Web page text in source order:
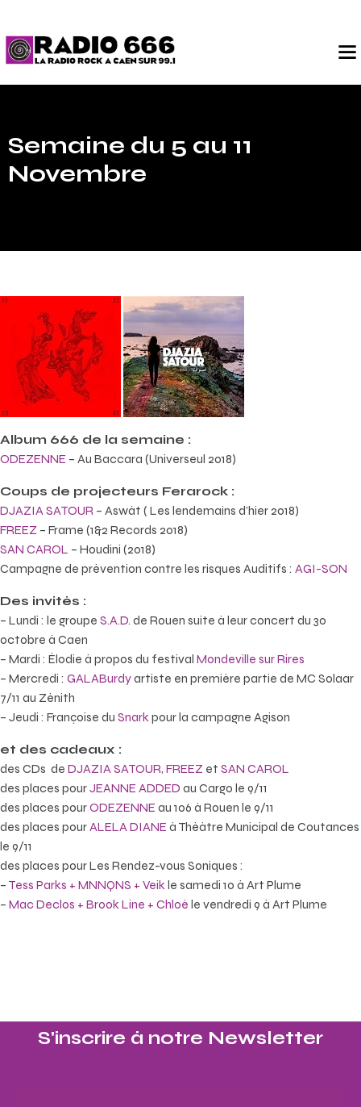
Semaine du 5 au 11
Novembre
Album 666 de la semaine :
ODEZENNE – Au Baccara (Universeul 2018)
Coups de projecteurs Ferarock :
DJAZIA SATOUR – Aswât ( Les lendemains d’hier 2018)
FREEZ – Frame (1&2 Records 2018)
SAN CAROL – Houdini (2018)
Campagne de prévention contre les risques Auditifs : AGI-SON
Des invités :
– Lundi : le groupe S.A.D. de Rouen suite à leur concert du 30
octobre à Caen
– Mardi : Élodie à propos du festival Mondeville sur Rires
– Mercredi : GALABurdyartiste en première partie de MC Solaar
7/11 au Zénith
– Jeudi : Françoise du Snarkpour la campagne Agison
et des cadeaux :
des CDs de DJAZIA SATOUR, FREEZ et SAN CAROL
des places pourJEANNE ADDED au Cargo le 9/11
des places pourODEZENNE au 106 à Rouen le 9/11
des places pourALELA DIANE à Théâtre Municipal de Coutances
le 9/11
des places pour Les Rendez-vous Soniques :
– Tess Parks + MNNQNS + Veikle samedi 10 à Art Plume
– Mac Declos + Brook Line + Chloé le vendredi 9 à Art Plume
S'inscrire à notre Newsletter​